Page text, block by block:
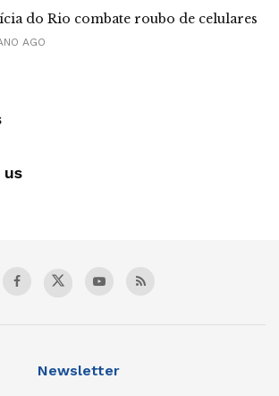
do Rio combate roubo de celulares
AGO
Newsletter